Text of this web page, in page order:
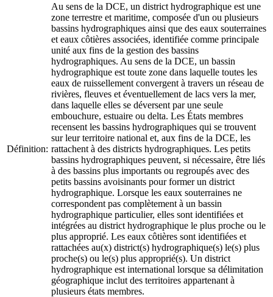
Définition:
Au sens de la DCE, un district hydrographique est une
zone terrestre et maritime, composée d'un ou plusieurs
bassins hydrographiques ainsi que des eaux souterraines
et eaux côtières associées, identifiée comme principale
unité aux fins de la gestion des bassins
hydrographiques. Au sens de la DCE, un bassin
hydrographique est toute zone dans laquelle toutes les
eaux de ruissellement convergent à travers un réseau de
rivières, fleuves et éventuellement de lacs vers la mer,
dans laquelle elles se déversent par une seule
embouchure, estuaire ou delta. Les États membres
recensent les bassins hydrographiques qui se trouvent
sur leur territoire national et, aux fins de la DCE, les
rattachent à des districts hydrographiques. Les petits
bassins hydrographiques peuvent, si nécessaire, être liés
à des bassins plus importants ou regroupés avec des
petits bassins avoisinants pour former un district
hydrographique. Lorsque les eaux souterraines ne
correspondent pas complètement à un bassin
hydrographique particulier, elles sont identifiées et
intégrées au district hydrographique le plus proche ou le
plus approprié. Les eaux côtières sont identifiées et
rattachées au(x) district(s) hydrographique(s) le(s) plus
proche(s) ou le(s) plus approprié(s). Un district
hydrographique est international lorsque sa délimitation
géographique inclut des territoires appartenant à
plusieurs états membres.